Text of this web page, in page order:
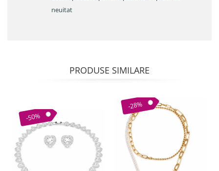
neuitat
PRODUSE SIMILARE
-50%
-28%